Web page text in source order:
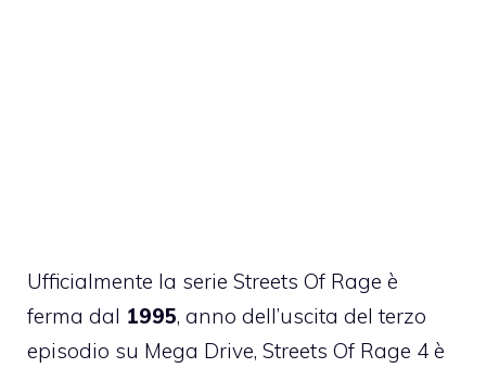
Ufficialmente la serie Streets Of Rage è
ferma dal 1995, anno dell’uscita del terzo
episodio su Mega Drive, Streets Of Rage 4 è